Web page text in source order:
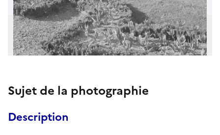
Sujet de la photographie
Description